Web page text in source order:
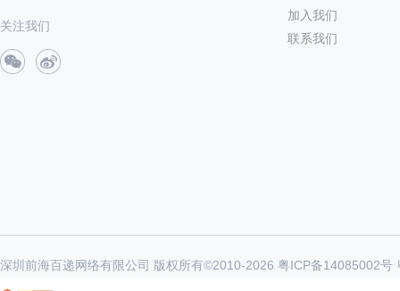
关注我们
加入我们
联系我们
深圳前海百递网络有限公司 版权所有©2010-2026 粤ICP备14085002号